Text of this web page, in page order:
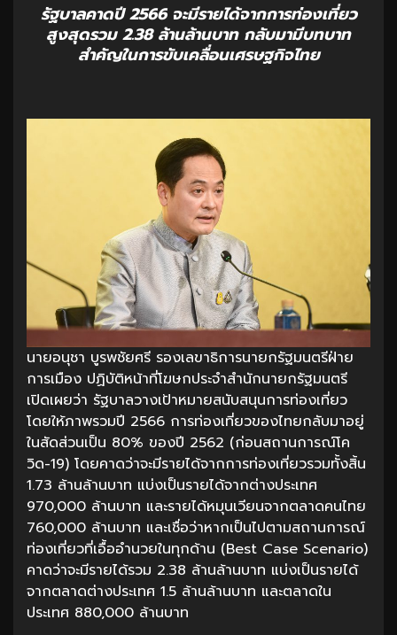
รัฐบาลคาดปี 2566 จะมีรายได้จากการท่องเที่ยว
สูงสุดรวม 2.38 ล้านล้านบาท กลับมามีบทบาท
สำคัญในการขับเคลื่อนเศรษฐกิจไทย
นายอนุชา บูรพชัยศรี รองเลขาธิการนายกรัฐมนตรีฝ่าย
การเมือง ปฏิบัติหน้าที่โฆษกประจำสำนักนายกรัฐมนตรี
เปิดเผยว่า รัฐบาลวางเป้าหมายสนับสนุนการท่องเที่ยว
โดยให้ภาพรวมปี 2566 การท่องเที่ยวของไทยกลับมาอยู่
ในสัดส่วนเป็น 80% ของปี 2562 (ก่อนสถานการณ์โค
วิด-19) โดยคาดว่าจะมีรายได้จากการท่องเที่ยวรวมทั้งสิ้น
1.73 ล้านล้านบาท แบ่งเป็นรายได้จากต่างประเทศ
970,000 ล้านบาท และรายได้หมุนเวียนจากตลาดคนไทย
760,000 ล้านบาท และเชื่อว่าหากเป็นไปตามสถานการณ์
ท่องเที่ยวที่เอื้ออำนวยในทุกด้าน (Best Case Scenario)
คาดว่าจะมีรายได้รวม 2.38 ล้านล้านบาท แบ่งเป็นรายได้
จากตลาดต่างประเทศ 1.5 ล้านล้านบาท และตลาดใน
ประเทศ 880,000 ล้านบาท